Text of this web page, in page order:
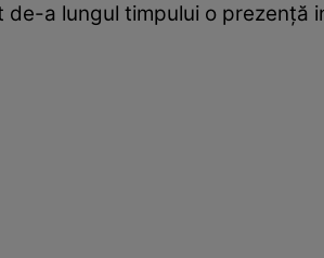
de-a lungul timpului o